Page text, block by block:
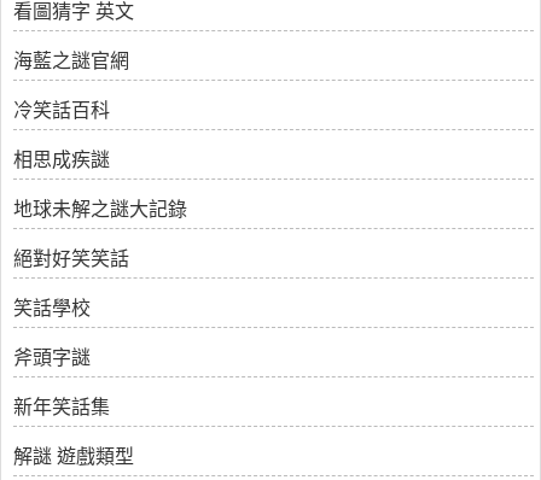
看圖猜字 英文
海藍之謎官網
冷笑話百科
相思成疾謎
地球未解之謎大記錄
絕對好笑笑話
笑話學校
斧頭字謎
新年笑話集
解謎 遊戲類型